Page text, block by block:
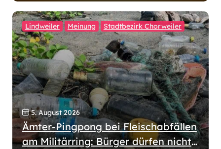
Lindweiler Meinung Stadtbezirk Chorweiler
5. August 2026
Ämter-Pingpong bei Fleischabfällen
am Militärring: Bürger dürfen nicht